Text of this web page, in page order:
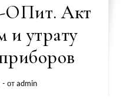
ОПит. Акт
и утрату
- отadmin